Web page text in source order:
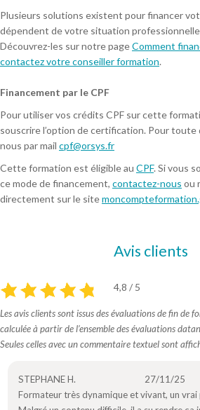
Plusieurs solutions existent pour financer
dépendent de votre situation
Découvrez-les sur notre pageComment
contactez votre conseiller formation.
Financement par le CPF
Pour utiliser vos crédits CPF sur cette
souscrire l’option de certification. Pour
nous par mail cpf@orsys.fr
Cette formation est éligible au CPF. Si vous
ce mode de financement, contactez-nous ou
directement sur le site
Avis clients
4,8 / 5
Les avis clients sont issus des évaluations de fin de
calculée à partir de l’ensemble des évaluations
Seules celles avec un commentaire textuel sont
STEPHANE H. 27/11/25
Formateur très dynamique et vivant, un vrai